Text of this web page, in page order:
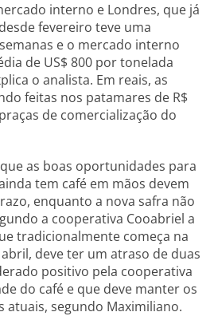
interno e Londres, que já
fevereiro teve uma
e o mercado interno
de US$ 800 por tonelada
o analista. Em reais, as
feitas nos patamares de R$
de comercialização do
as boas oportunidades para
tem café em mãos devem
enquanto a nova safra não
a cooperativa Cooabriel a
tradicionalmente começa na
deve ter um atraso de duas
positivo pela cooperativa
do café e que deve manter os
atuais, segundo Maximiliano.